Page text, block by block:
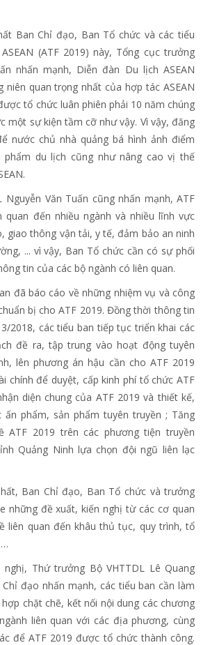
Ban Chỉ đạo, Ban Tổ chức và các tiểu
(ATF 2019) này, Tổng cục trưởng
nhấn mạnh, Diễn đàn Du lịch ASEAN
niên quan trọng nhất của hợp tác ASEAN
tổ chức luân phiên phải 10 năm chúng
một sự kiện tầm cỡ như vậy. Vì vậy, đăng
nước chủ nhà quảng bá hình ảnh điểm
phẩm du lịch cũng như nâng cao vị thế
Nguyễn Văn Tuấn cũng nhấn mạnh, ATF
quan đến nhiều ngành và nhiều lĩnh vực
giao thông vận tải, y tế, đảm bảo an ninh
... vì vậy, Ban Tổ chức cần có sự phối
tin của các bộ ngành có liên quan.
đã báo cáo về những nhiệm vụ và công
bị cho ATF 2019. Đồng thời thông tin
2018, các tiểu ban tiếp tục triển khai các
đề ra, tập trung vào hoạt động tuyên
lên phương án hậu cần cho ATF 2019
chính để duyệt, cấp kinh phí tổ chức ATF
diện chung của ATF 2019 và thiết kế,
ấn phẩm, sản phẩm tuyên truyền ; Tăng
ATF 2019 trên các phương tiện truyền
Quảng Ninh lựa chọn đội ngũ liên lạc
Ban Chỉ đạo, Ban Tổ chức và trưởng
những đề xuất, kiến nghị từ các cơ quan
liên quan đến khâu thủ tục, quy trình, tổ
Thứ trưởng Bộ VHTTDL Lê Quang
đạo nhấn mạnh, các tiểu ban cần làm
chặt chẽ, kết nối nội dung các chương
liên quan với các địa phương, cùng
để ATF 2019 được tổ chức thành công.